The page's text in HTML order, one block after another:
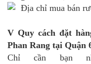
V Quy cách đặt
Phan Rang tại Quận
Chỉ cần bạn